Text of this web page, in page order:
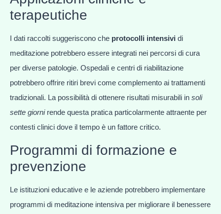
terapeutiche
I dati raccolti suggeriscono che protocolli intensivi di
meditazione potrebbero essere integrati nei percorsi di cura
per diverse patologie. Ospedali e centri di riabilitazione
potrebbero offrire ritiri brevi come complemento ai trattamenti
tradizionali. La possibilità di ottenere risultati misurabili in soli
sette giornirende questa pratica particolarmente attraente per
contesti clinici dove il tempo è un fattore critico.
Programmi di formazione e
prevenzione
Le istituzioni educative e le aziende potrebbero implementare
programmi di meditazione intensiva per migliorare il benessere